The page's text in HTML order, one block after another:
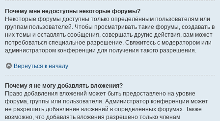
Почему мне недоступны некоторые форумы?
Некоторые форумы доступны только определённым пользователям или
группам пользователей. Чтобы просматривать такие форумы, создавать в
них темы и оставлять сообщения, совершать другие действия, вам может
потребоваться специальное разрешение. Свяжитесь с модератором или
администратором конференции для получения такого разрешения.
Вернуться к началу
Почему я не могу добавлять вложения?
Право добавления вложений может быть предоставлено на уровне
форума, группы или пользователя. Администратор конференции может
не разрешить добавление вложений в определённых форумах. Также
возможно, что добавлять вложения разрешено только членам